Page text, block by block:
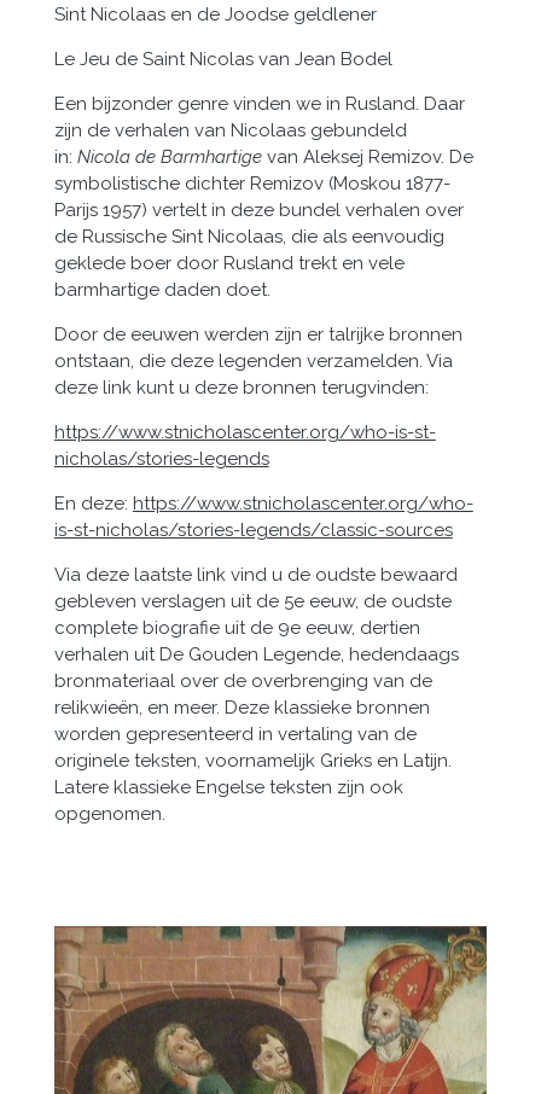
Sint Nicolaas en de Joodse geldlener
Le Jeu de Saint Nicolas van Jean Bodel
Een bijzonder genre vinden we in Rusland. Daar
zijn de verhalen van Nicolaas gebundeld
in: Nicola de Barmhartige van Aleksej Remizov. De
symbolistische dichter Remizov (Moskou 1877-
Parijs 1957) vertelt in deze bundel verhalen over
de Russische Sint Nicolaas, die als eenvoudig
geklede boer door Rusland trekt en vele
barmhartige daden doet.
Door de eeuwen werden zijn er talrijke bronnen
ontstaan, die deze legenden verzamelden. Via
deze link kunt u deze bronnen terugvinden:
https://www.stnicholascenter.org/who-is-st-
nicholas/stories-legends
En deze: https://www.stnicholascenter.org/who-
is-st-nicholas/stories-legends/classic-sources
Via deze laatste link vind u de oudste bewaard
gebleven verslagen uit de 5e eeuw, de oudste
complete biografie uit de 9e eeuw, dertien
verhalen uit De Gouden Legende, hedendaags
bronmateriaal over de overbrenging van de
relikwieën, en meer. Deze klassieke bronnen
worden gepresenteerd in vertaling van de
originele teksten, voornamelijk Grieks en Latijn.
Latere klassieke Engelse teksten zijn ook
opgenomen.